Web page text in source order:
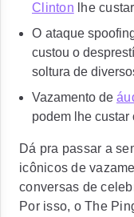
Clinton lhe
O ataque
custou o
soltura de
Vazamento de
podem lhe custar
Dá pra passar a
icônicos de
conversas de
Por isso, o The